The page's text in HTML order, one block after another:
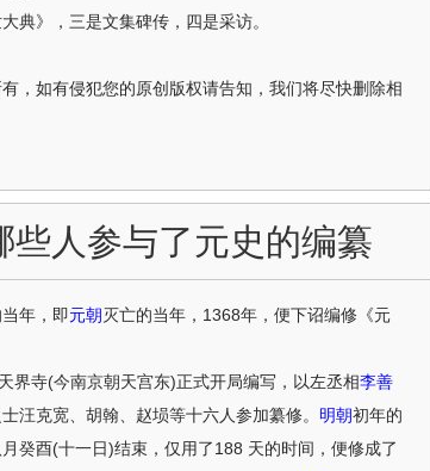
》，三是文集碑传，四是采访。
，如有侵犯您的原创版权请告知，我们将尽快删除相
些人参与了元史的编纂
年，即元朝灭亡的当年，1368年，便下诏编修《元
寺(今南京朝天宫东)正式开局编写，以左丞相李善
士汪克宽、胡翰、赵埙等十六人参加纂修。 明朝初年的
癸酉(十一日)结束，仅用了188 天的时间，便修成了